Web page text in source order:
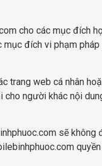
cho các mục đích
đích vi phạm pháp
trang web cá nhân
người khác nội
sẽ